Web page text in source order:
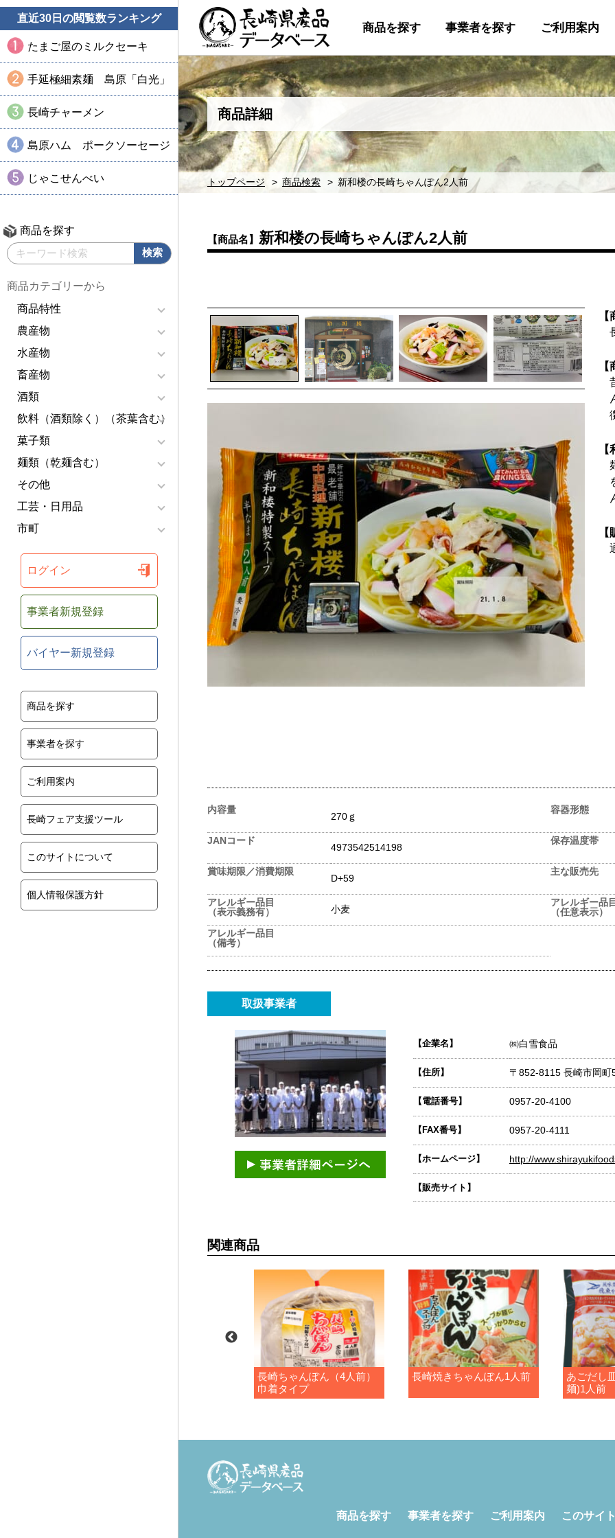
直近30日の閲覧数ランキング
たまご屋のミルクセーキ
手延極細素麺 島原「白光」
長崎チャーメン
島原ハム ポークソーセージ
じゃこせんべい
商品を探す
商品カテゴリーから
商品特性
農産物
水産物
畜産物
酒類
飲料（酒類除く）（茶葉含む）
菓子類
麺類（乾麺含む）
その他
工芸・日用品
市町
ログイン
事業者新規登録
バイヤー新規登録
商品を探す
事業者を探す
ご利用案内
長崎フェア支援ツール
このサイトについて
個人情報保護方針
商品を探す 事業者を探す ご利用案内
商品詳細
トップページ 商品検索 新和楼の長崎ちゃんぽん2人前
【商品名】 新和楼の長崎ちゃんぽん2人前
内容量
270ｇ
容器形態
JANコード
4973542514198
保存温度帯
賞味期限／消費期限
D+59
主な販売先
アレルギー品目
（表示義務有）
小麦
アレルギー品目
（任意表示）
アレルギー品目
（備考）
取扱事業者
【企業名】 ㈱白雪食品
【住所】 〒852-8115 長崎市岡町
【電話番号】 0957-20-4100
【FAX番号】 0957-20-4111
【ホームページ】 http://
【販売サイト】
関連商品
長崎ちゃんぽん（4人前）
巾着タイプ
長崎焼きちゃんぽん1人前
あごだし
麺)1人前
商品を探す 事業者を探す ご利用案内 このサイ